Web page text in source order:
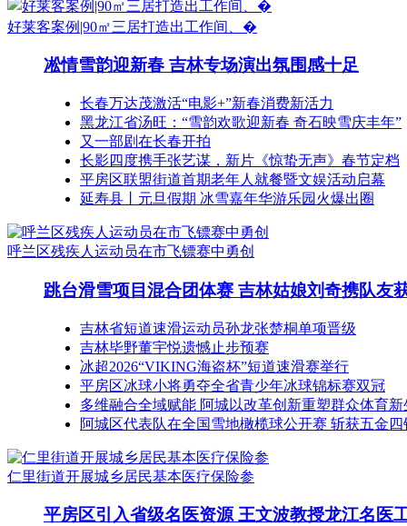
好莱客案例|90㎡三居打造出工作间、�
凇情雪韵迎新春 吉林专场演出氛围感十足
长春万达茂激活“电影+”新春消费新活力
黑龙江省汤旺：“雪韵欢歌迎新春 奇石映雪庆丰年”
又一部剧在长春开拍
长影四度携手张艺谋，新片《惊蛰无声》春节定档
平房区联盟街道首期老年人就餐暨文娱活动启幕
延寿县丨元旦假期 冰雪嘉年华游乐园火爆出圈
呼兰区残疾人运动员在市飞镖赛中勇创
跳台滑雪项目混合团体赛 吉林姑娘刘奇携队友
吉林省短道速滑运动员孙龙张楚桐单项晋级
吉林毕野董宇悦遗憾止步预赛
冰超2026“VIKING海盗杯”短道速滑赛举行
平房区冰球小将勇夺全省青少年冰球锦标赛双冠
多维融合全域赋能 阿城以改革创新重塑群众体育新
阿城区代表队在全国雪地橄榄球公开赛 斩获五金四
仁里街道开展城乡居民基本医疗保险参
平房区引入省级名医资源 王文波教授龙江名医